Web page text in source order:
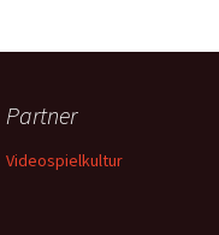
Partner
Videospielkultur